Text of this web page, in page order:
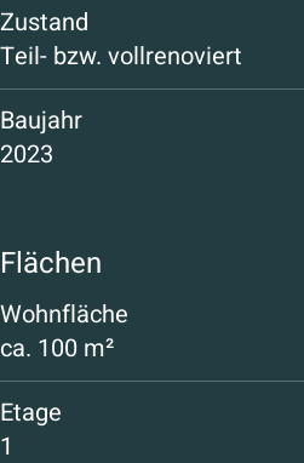
Zustand
Teil- bzw. vollrenoviert
Baujahr
2023
Flächen
Wohnfläche
ca. 100 m²
Etage
1